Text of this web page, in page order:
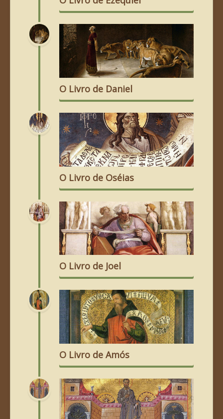
O Livro de Daniel
O Livro de Oséias
O Livro de Joel
O Livro de Amós